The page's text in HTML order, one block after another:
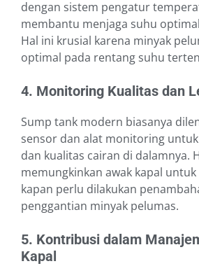
dengan sistem pengatur
membantu menjaga suhu
Hal ini krusial karena minyak
optimal pada rentang suhu
4. Monitoring Kualitas dan
Sump tank modern biasanya
sensor dan alat monitoring
dan kualitas cairan di dalamnya.
memungkinkan awak kapal
kapan perlu dilakukan
penggantian minyak pelumas.
5. Kontribusi dalam
Kapal